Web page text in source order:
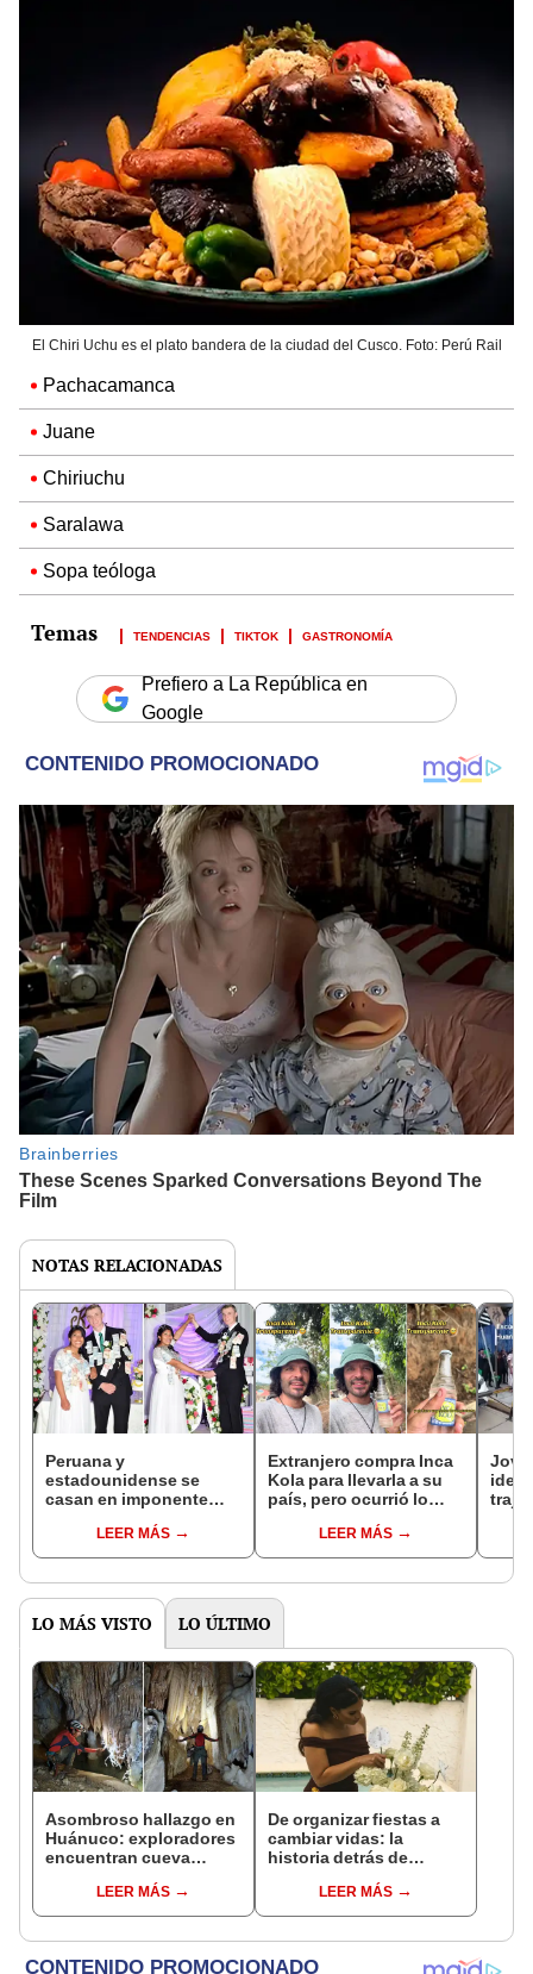
El Chiri Uchu es el plato bandera de la ciudad del Cusco. Foto: Perú Rail
Pachacamanca
Juane
Chiriuchu
Saralawa
Sopa teóloga
TENDENCIAS TIKTOK GASTRONOMÍA
Prefiero a La República en
Google
NOTAS RELACIONADAS
Peruana y
estadounidense se
casan en imponente
"Te adoro"LEER MÁS
Extranjero compra Inca
Kola para llevarla a su
país, pero ocurrió lo
transparente"
LEER MÁS
traje
LO MÁS VISTO LO ÚLTIMO
Asombroso hallazgo en
Huánuco: exploradores
encuentran cueva
llena de impresionantes
formaciones de cuarzo
LEER MÁS
De organizar fiestas a
cambiar vidas: la
historia detrás de
Dreams & Wishes"
LEER MÁS